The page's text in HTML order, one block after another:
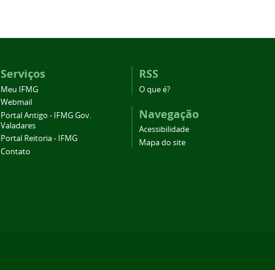
Serviços
Meu IFMG
Webmail
Portal Antigo - IFMG Gov.
Valadares
Portal Reitoria - IFMG
Contato
RSS
O que é?
Navegação
Acessibilidade
Mapa do site